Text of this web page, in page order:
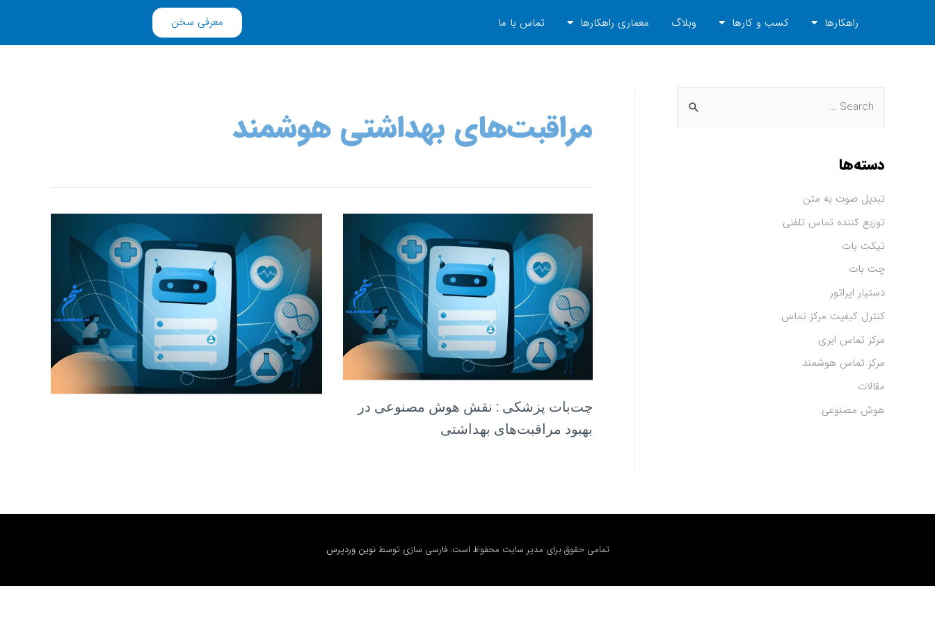
راهکارها کسب و کارها وبلاگ معماری راهکارها تماس با ما معرفی سخن
دسته‌ها
تبدیل صوت به متن
توزیع کننده تماس تلفنی
تیکت بات
چت بات
دستیار اپراتور
کنترل کیفیت مرکز تماس
مرکز تماس ابری
مرکز تماس هوشمند
مقالات
هوش مصنوعی
مراقبت‌های بهداشتی هوشمند
چت‌بات پزشکی : نقش هوش مصنوعی در
بهبود مراقبت‌های بهداشتی
تمامی حقوق برای مدیر سایت محفوظ است. فارسی سازی توسطنوین وردپرس